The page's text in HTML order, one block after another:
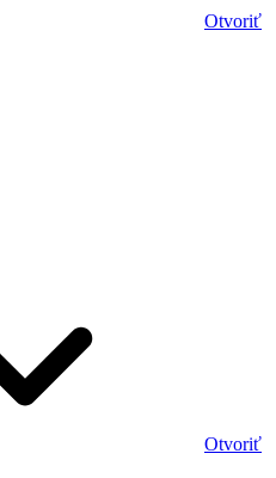
Otvoriť
Otvoriť